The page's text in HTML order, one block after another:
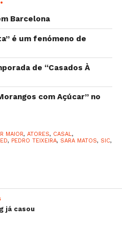
roubo de identidade
Barcelona
é um fenómeno de
de “Casados À
com Açúcar” no
MAIOR, ATORES, CASAL,
, PEDRO TEIXEIRA, SARA MATOS, SIC,
já casou